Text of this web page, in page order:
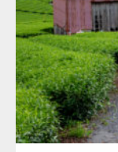
Category: 茶畑の
ダウ